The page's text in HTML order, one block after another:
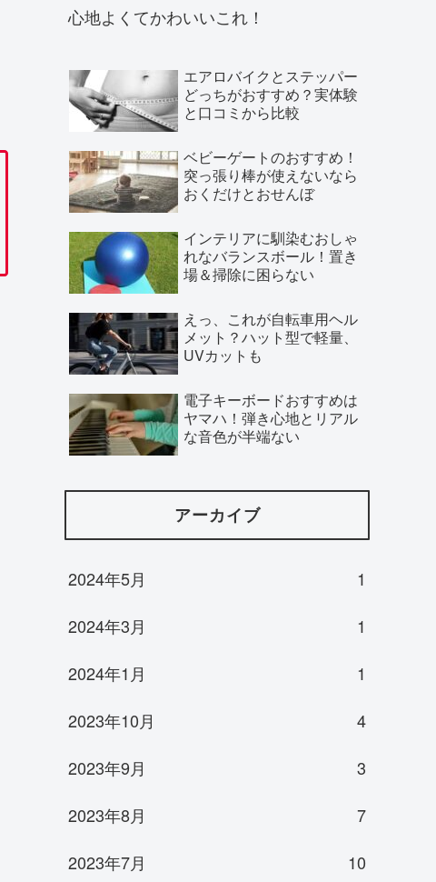
心地よくてかわいいこれ！
エアロバイクとステッパー
どっちがおすすめ？実体験
と口コミから比較
ベビーゲートのおすすめ！
突っ張り棒が使えないなら
おくだけとおせんぼ
インテリアに馴染むおしゃ
れなバランスボール！置き
場＆掃除に困らない
えっ、これが自転車用ヘル
メット？ハット型で軽量、
UVカットも
電子キーボードおすすめは
ヤマハ！弾き心地とリアル
な音色が半端ない
アーカイブ
2024年5月
1
2024年3月
1
2024年1月
1
2023年10月
4
2023年9月
3
2023年8月
7
2023年7月
10